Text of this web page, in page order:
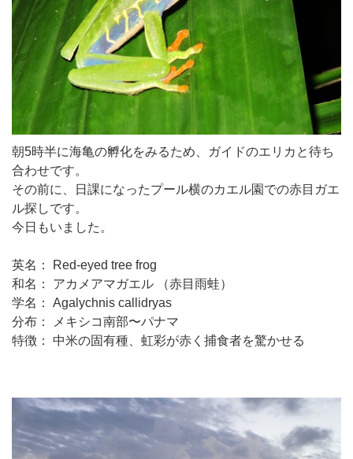
朝5時半に海亀の孵化をみるため、ガイドのエリカと待ち
合わせです。
その前に、日課になったプール横のカエル園での赤目ガエ
ル探しです。
今日もいました。
英名： Red-eyed tree frog
和名： アカメアマガエル （赤目雨蛙）
学名： Agalychnis callidryas
分布： メキシコ南部〜パナマ
特徴： 中米の固有種、虹彩が赤く捕食者を驚かせる